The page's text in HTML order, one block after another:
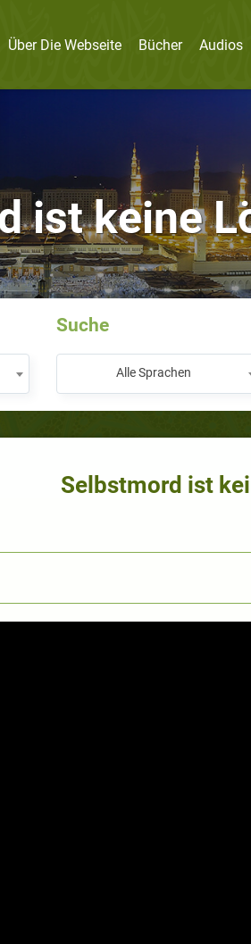
Über Die Webseite Bücher Audios
ist keine
Suche
Alle Sprachen
Selbstmord ist